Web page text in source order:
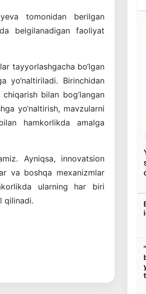
tomonidan berilgan
belgilanadigan faoliyat
tayyorlashgacha bo‘lgan
yo‘naltiriladi. Birinchidan
bilan bog‘langan
yo‘naltirish, mavzularni
hamkorlikda amalga
Ayniqsa, innovatsion
va boshqa mexanizmlar
ularning har biri
qilinadi.